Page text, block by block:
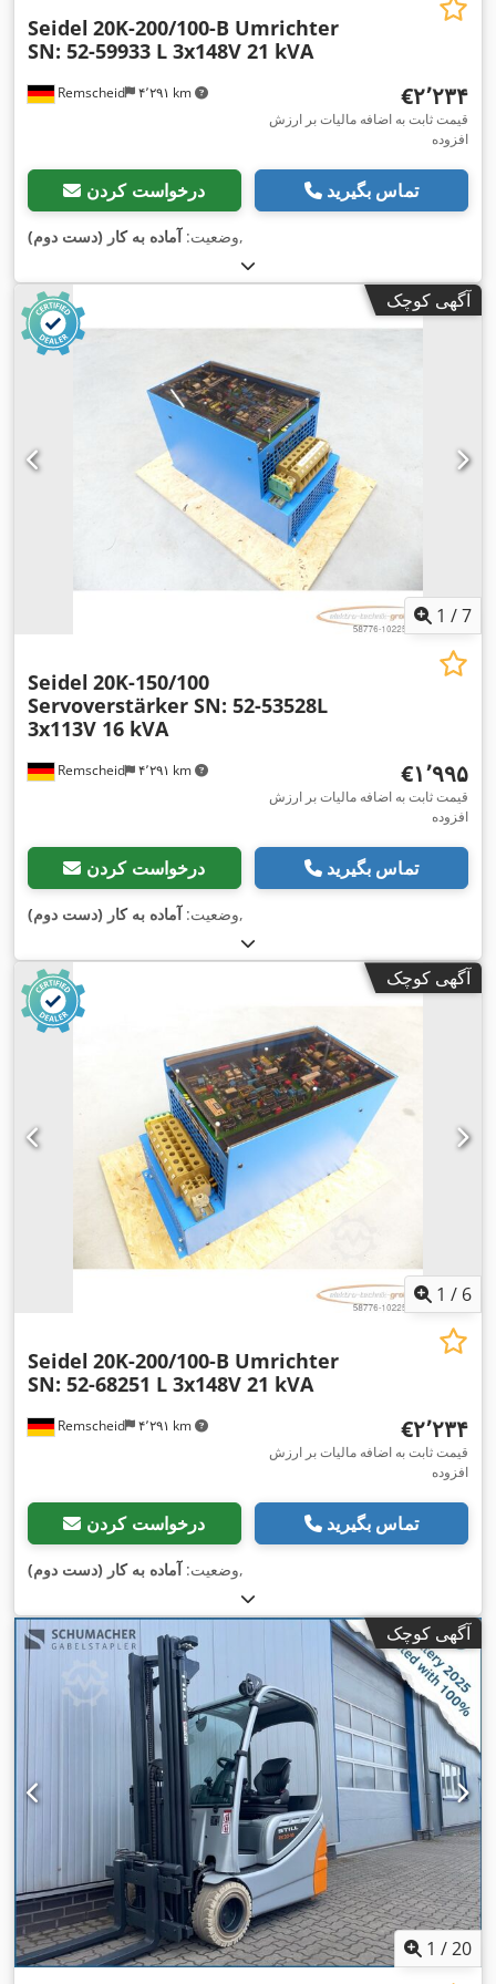
Remscheid ۴٬۲۹۱ km
Seidel 20K-200/100-B Umrichter
SN: 52-59933 L 3x148V 21 kVA
‎€۲٬۲۳۴
قیمت ثابت به اضافه مالیات بر ارزش
افزوده
درخواست کردن تماس بگیرید
وضعیت:آماده به کار (دست دوم) ,
آگهی کوچک
1 /7
Remscheid ۴٬۲۹۱ km
Seidel 20K-150/100
Servoverstärker SN: 52-53528L
3x113V 16 kVA
‎€۱٬۹۹۵
قیمت ثابت به اضافه مالیات بر ارزش
افزوده
درخواست کردن تماس بگیرید
وضعیت: آماده به کار (دست دوم) ,
آگهی کوچک
1 / 6
Remscheid ۴٬۲۹۱ km
Seidel 20K-200/100-B Umrichter
SN: 52-68251 L 3x148V 21 kVA
‎€۲٬۲۳۴
قیمت ثابت به اضافه مالیات بر ارزش
افزوده
درخواست کردن تماس بگیرید
وضعیت:آماده به کار (دست دوم) ,
آگهی کوچک
1 /20